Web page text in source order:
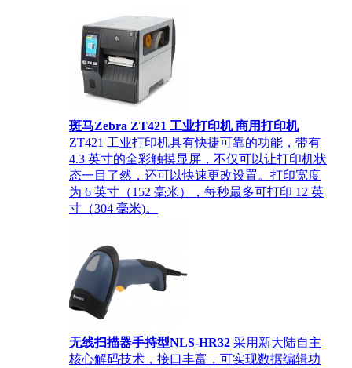
斑马Zebra ZT421 工业打印机 商用打印机
ZT421 工业打印机具有快捷可靠的功能，带有
4.3 英寸的全彩触摸显屏，不仅可以让打印机状
态一目了然，还可以快速更改设置。打印宽度
为 6 英寸（152 毫米），每秒最多可打印 12 英
寸（304 毫米)。
无线扫描器手持型NLS-HR32 采用新大陆自主
核心解码技术，接口丰富，可实现数据编辑功